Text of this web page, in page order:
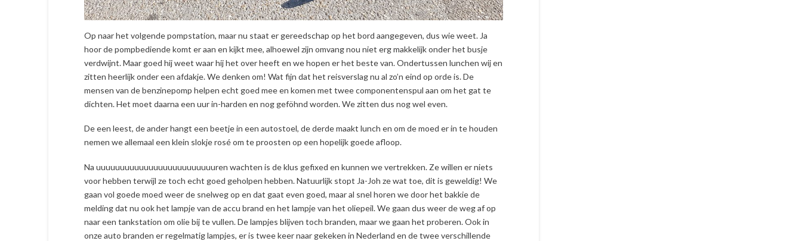
Op naar het volgende pompstation, maar nu staat er gereedschap op het bord aangegeven, dus wie weet. Ja
hoor de pompbediende komt er aan en kijkt mee, alhoewel zijn omvang nou niet erg makkelijk onder het busje
verdwijnt. Maar goed hij weet waar hij het over heeft en we hopen er het beste van. Ondertussen lunchen wij en
zitten heerlijk onder een afdakje. We denken om! Wat fijn dat het reisverslag nu al zo’n eind op orde is. De
mensen van de benzinepomp helpen echt goed mee en komen met twee componentenspul aan om het gat te
dichten. Het moet daarna een uur in-harden en nog geföhnd worden. We zitten dus nog wel even.
De een leest, de ander hangt een beetje in een autostoel, de derde maakt lunch en om de moed er in te houden
nemen we allemaal een klein slokje rosé om te proosten op een hopelijk goede afloop.
Na uuuuuuuuuuuuuuuuuuuuuuuuuren wachten is de klus gefixed en kunnen we vertrekken. Ze willen er niets
voor hebben terwijl ze toch echt goed geholpen hebben. Natuurlijk stopt Ja-Joh ze wat toe, dit is geweldig! We
gaan vol goede moed weer de snelweg op en dat gaat even goed, maar al snel horen we door het bakkie de
melding dat nu ook het lampje van de accu brand en het lampje van het oliepeil. We gaan dus weer de weg af op
naar een tankstation om olie bij te vullen. De lampjes blijven toch branden, maar we gaan het proberen. Ook in
onze auto branden er regelmatig lampjes, er is twee keer naar gekeken in Nederland en de twee verschillende